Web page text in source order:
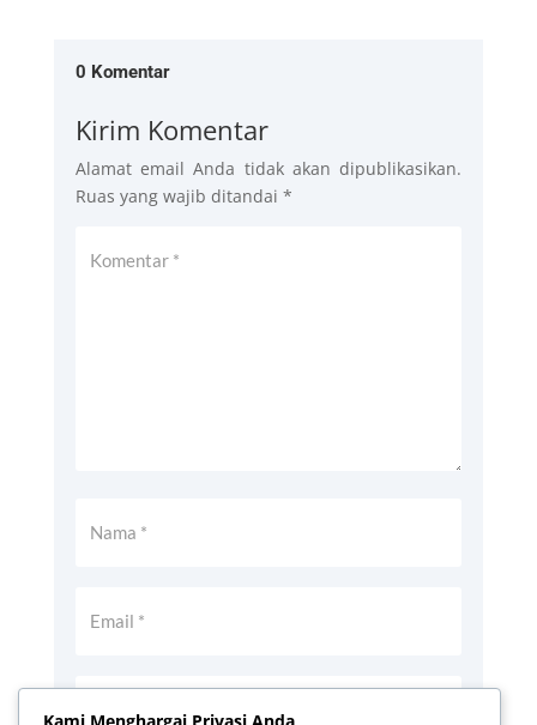
0 Komentar
Kirim Komentar
Alamat email Anda tidak akan dipublikasikan.
Ruas yang wajib ditandai *
Kami Menghargai Privasi Anda